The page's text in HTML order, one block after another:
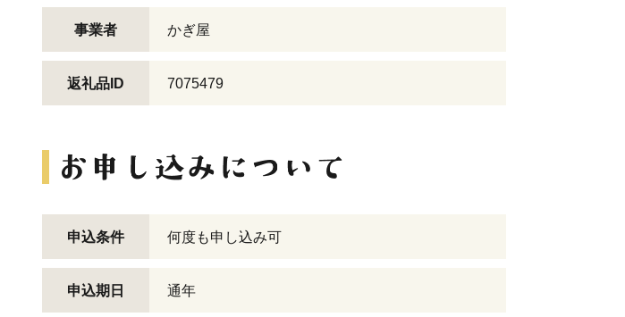
事業者 かぎ屋
返礼品ID 7075479
申込条件 何度も申し込み可
申込期日 通年